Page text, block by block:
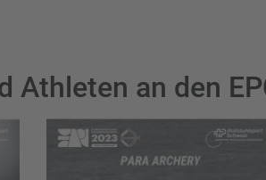
Athleten an den